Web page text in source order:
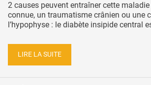
2 causes peuvent entraîner cette maladie
connue, un traumatisme crânien ou une
l’hypophyse : le diabète insipide central
LIRE LA SUITE